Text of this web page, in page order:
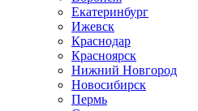
Екатеринбург
Ижевск
Краснодар
Красноярск
Нижний Новгород
Новосибирск
Пермь